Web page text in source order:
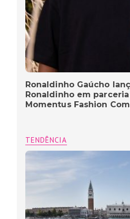
Ronaldinho Gaúcho
Ronaldinho em
Momentus Fashion
TENDÊNCIA